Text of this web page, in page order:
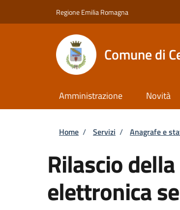
Regione Emilia Romagna
Comune di
Amministrazione Novità
Briciole di
Home / Servizi / Anagrafe e
Rilascio
elettronica